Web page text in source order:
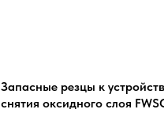
Запасные резцы к
снятия оксидного слоя